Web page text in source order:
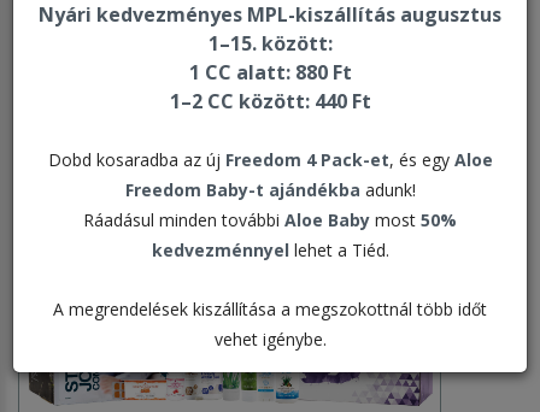
Nyári kedvezményes MPL-kiszállítás augusztus
1–15. között:
1 CC alatt: 880 Ft
1–2 CC között: 440 Ft
Dobd kosaradba az új Freedom 4 Pack-et, és egy Aloe
Freedom Baby-t ajándékba adunk!
Ráadásul minden további Aloe Baby most 50%
kedvezménnyel lehet a Tiéd.
A megrendelések kiszállítása a megszokottnál több időt
vehet igénybe.
Pontértékes újdonságok
Start Your Journey Pak - Best Sellers C9 Vanilla